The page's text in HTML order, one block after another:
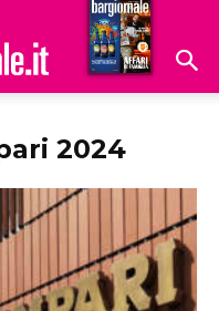
Hoteldomani
2024